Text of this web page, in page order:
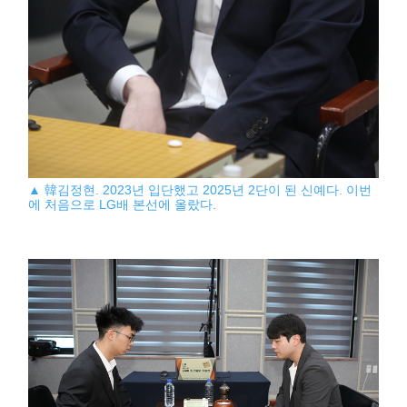
▲ 韓김정현. 2023년 입단했고 2025년 2단이 된 신예다. 이번
에 처음으로 LG배 본선에 올랐다.